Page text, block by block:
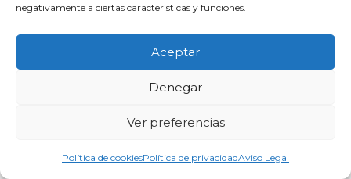
negativamente a ciertas características y funciones.
Aceptar
Denegar
Ver preferencias
Política de cookiesPolítica de privacidadAviso Legal
Control de Plagas